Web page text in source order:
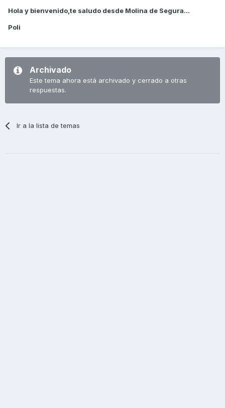
Hola y bienvenido,te saludo desde Molina de Segura...
Poli
Archivado
Este tema ahora está archivado y cerrado a otras
respuestas.
Ir a la lista de temas